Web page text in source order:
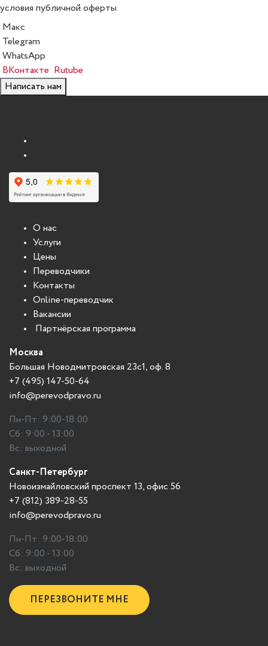
условия публичной оферты
Макс
Telegram
WhatsApp
ВКонтакте
Rutube
Написать нам
О нас
Услуги
Цены
Переводчики
Контакты
Online-переводчик
Вакансии
Партнёрская программа
Москва
Большая Новодмитровская 23с1, оф. 8
+7 (495) 147-50-64
info@perevodpravo.ru
Пн-Пт: 9:00-18:00
Сб: 9:00 - 13:00
Вс: выходной
Санкт-Петербург
Новоизмайловский проспект 13, офис 56
+7 (812) 389-28-55
info@perevodpravo.ru
Пн-Пт: 9:00-18:00
Сб: 9:00 - 13:00
Вс: выходной
ПЕРЕЗВОНИТЕ МНЕ